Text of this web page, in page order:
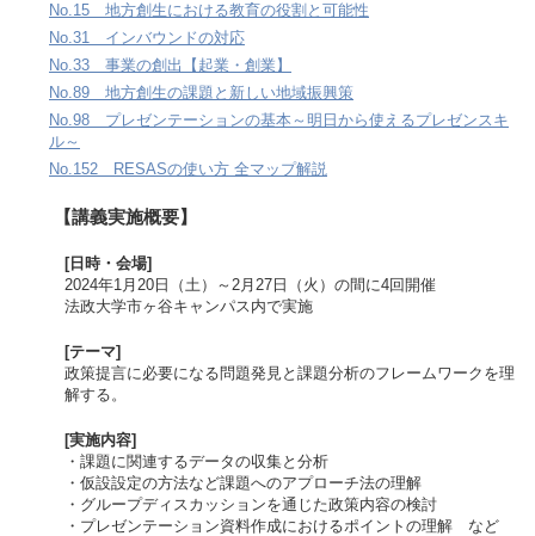
No.15 地方創生における教育の役割と可能性
No.31 インバウンドの対応
No.33 事業の創出【起業・創業】
No.89 地方創生の課題と新しい地域振興策
No.98 プレゼンテーションの基本～明日から使えるプレゼンスキ
ル～
No.152 RESASの使い方 全マップ解説
【講義実施概要】
[日時・会場]
2024年1月20日（土）～2月27日（火）の間に4回開催
法政大学市ヶ谷キャンパス内で実施
[テーマ]
政策提言に必要になる問題発見と課題分析のフレームワークを理
解する。
[実施内容]
・課題に関連するデータの収集と分析
・仮設設定の方法など課題へのアプローチ法の理解
・グループディスカッションを通じた政策内容の検討
・プレゼンテーション資料作成におけるポイントの理解 など